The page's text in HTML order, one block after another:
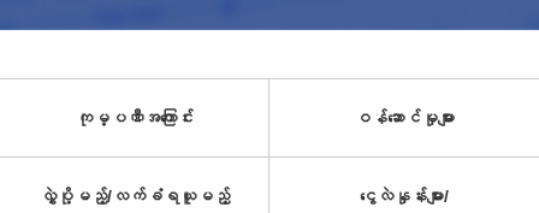
ကုမ္ပဏီအကြောင်း ဝန်ဆောင်မှုများ
လွှဲပို့မည့်/လက်ခံရယူမည့်
ငွေလဲနှုန်းများ/